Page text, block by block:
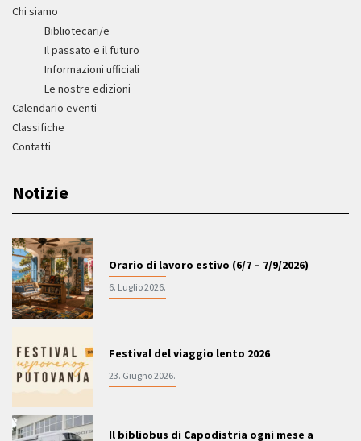
Chi siamo
Bibliotecari/e
Il passato e il futuro
Informazioni ufficiali
Le nostre edizioni
Calendario eventi
Classifiche
Contatti
Notizie
Orario di lavoro estivo (6/7 – 7/9/2026)
6. Luglio 2026.
Festival del viaggio lento 2026
23. Giugno 2026.
Il bibliobus di Capodistria ogni mese a